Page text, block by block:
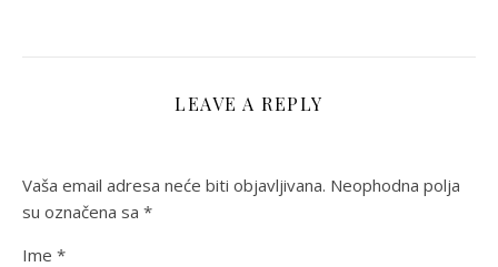
LEAVE A REPLY
Vaša email adresa neće biti objavljivana. Neophodna polja
su označena sa *
Ime *